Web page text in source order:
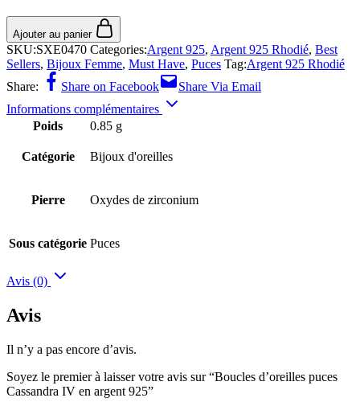
Ajouter au panier
SKU:SXE0470 Categories:Argent 925, Argent 925 Rhodié, Best
Sellers, Bijoux Femme, Must Have, Puces Tag:Argent 925 Rhodié
Share:
Share on Facebook
Share Via Email
Informations complémentaires
Poids
0.85 g
Catégorie Bijoux d'oreilles
Pierre Oxydes de zirconium
Sous catégorie Puces
Avis (0)
Avis
Il n’y a pas encore d’avis.
Soyez le premier à laisser votre avis sur “Boucles d’oreilles puces
Cassandra IV en argent 925”